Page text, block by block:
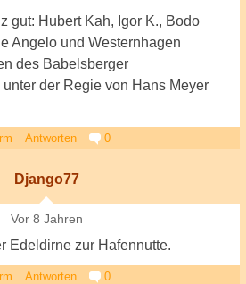
gut: Hubert Kah, Igor K., Bodo
Angelo und Westernhagen
des Babelsberger
der Regie von Hans Meyer
Antworten 0
Django77
Vor 8 Jahren
Edeldirne zur Hafennutte.
Antworten 0